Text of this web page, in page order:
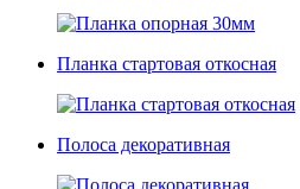
Планка стартовая откосная
Полоса декоративная